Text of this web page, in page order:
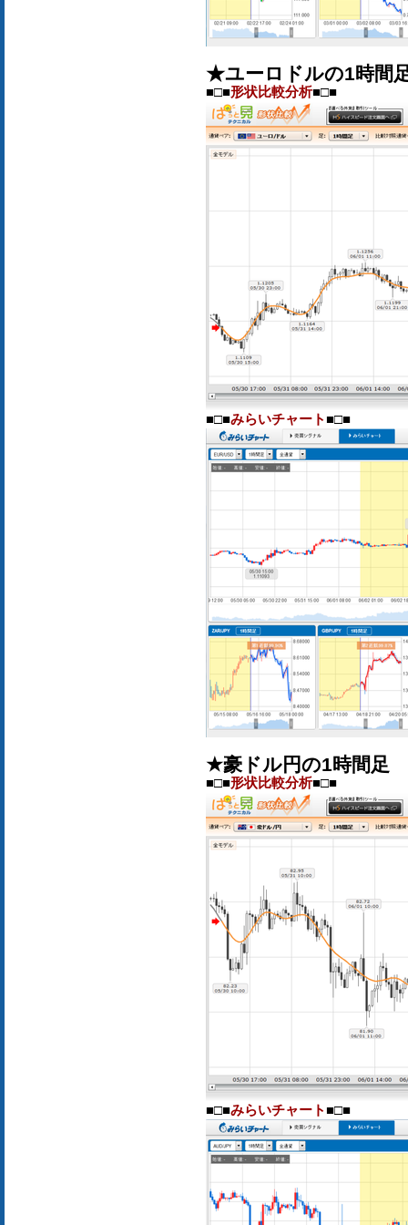
★ユーロドルの1時間
■□■形状比較分析■□■
■□■みらいチャート■□■
★豪ドル円の1時間足
■□■形状比較分析■□■
■□■みらいチャート■□■